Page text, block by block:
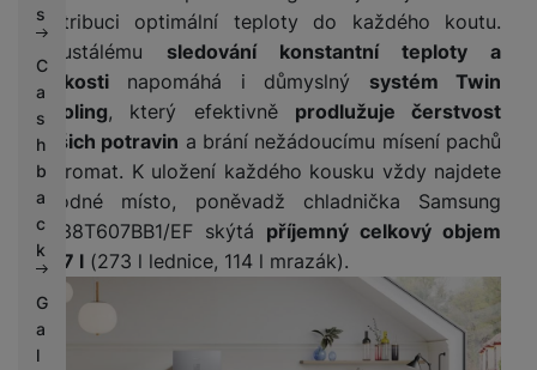
s
C
a
s
h
b
a
c
k
G
a
l
distribuci optimální teploty do každého koutu.
Neustálému sledování konstantní teploty a
vlhkosti napomáhá i důmyslný systém Twin
Cooling, který efektivně prodlužuje čerstvost
vašich potravin a brání nežádoucímu mísení pachů
a aromat. K uložení každého kousku vždy najdete
vhodné místo, poněvadž chladnička Samsung
RB38T607BB1/EF skýtá příjemný celkový objem
387 l (273 l lednice, 114 l mrazák).